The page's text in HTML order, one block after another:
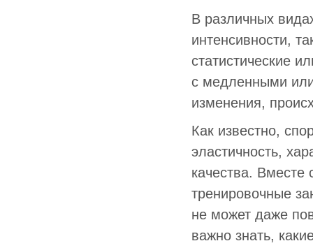
В различных
интенсивности,
статистические
с медленными
изменения,
Как известно,
эластичность,
качества. Вместе
тренировочные
не может даже
важно знать,